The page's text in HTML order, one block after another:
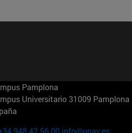
Pamplona
Universitario 31009 Pamplona
948 42 56 00 info@unav.es